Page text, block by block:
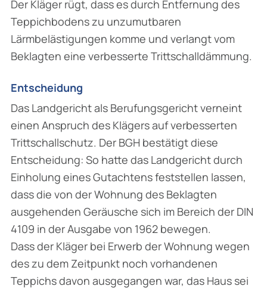
Der Kläger rügt, dass es durch Entfernung des
Teppichbodens zu unzumutbaren
Lärmbelästigungen komme und verlangt vom
Beklagten eine verbesserte Trittschalldämmung.
Entscheidung
Das Landgericht als Berufungsgericht verneint
einen Anspruch des Klägers auf verbesserten
Trittschallschutz. Der BGH bestätigt diese
Entscheidung: So hatte das Landgericht durch
Einholung eines Gutachtens feststellen lassen,
dass die von der Wohnung des Beklagten
ausgehenden Geräusche sich im Bereich der DIN
4109 in der Ausgabe von 1962 bewegen.
Dass der Kläger bei Erwerb der Wohnung wegen
des zu dem Zeitpunkt noch vorhandenen
Teppichs davon ausgegangen war, das Haus sei